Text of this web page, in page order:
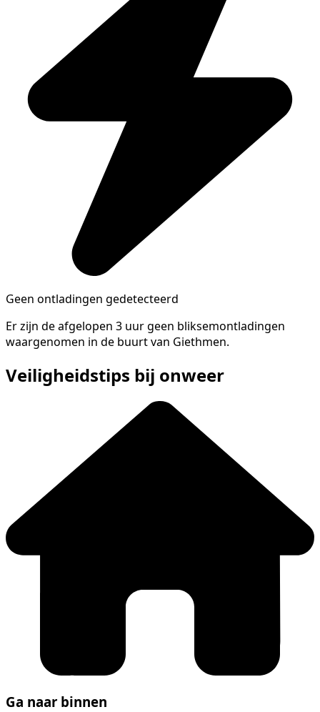
Geen ontladingen gedetecteerd
Er zijn de afgelopen 3 uur geen bliksemontladingen
waargenomen in de buurt van Giethmen.
Veiligheidstips bij onweer
Ga naar binnen